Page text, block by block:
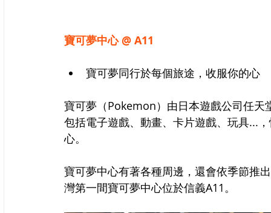
寶可夢中心 @ A11
寶可夢同行於每個旅途，收服你的心
寶可夢（Pokemon）由日本遊戲公司任
包括電子遊戲、動畫、卡片遊戲、玩具...
心。
寶可夢中心有著各種周邊，還會依季節推
灣第一間寶可夢中心位於信義A11。